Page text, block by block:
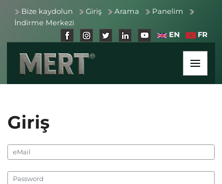
Bize kaydolun Giriş Arama
Panelim
İndirme Merkezi
EN
FR
Giriş